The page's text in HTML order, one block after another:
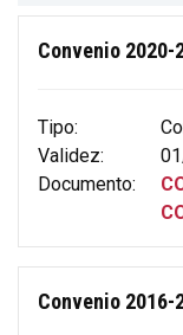
Convenio 2020-
Tipo:
Validez:
Documento:
Convenio 2016-